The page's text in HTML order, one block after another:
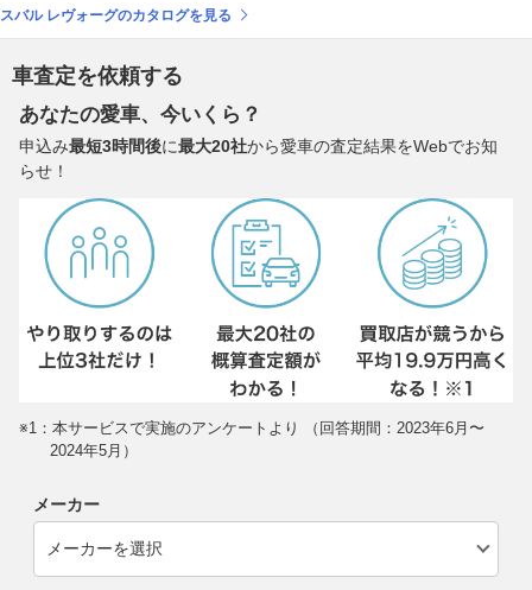
スバル レヴォーグのカタログを見る
車査定を依頼する
あなたの愛車、今いくら？
申込み最短3時間後に最大20社から愛車の査定結果をWebでお知
らせ！
※1：本サービスで実施のアンケートより （回答期間：2023年6月〜
2024年5月）
メーカー